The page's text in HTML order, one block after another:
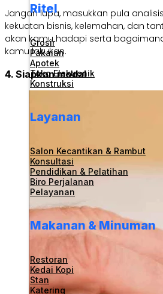
Ritel
Grosir
Pakaian
Apotek
Toko Elektronik
Konstruksi
Layanan
Salon Kecantikan & Rambut
Konsultasi
Pendidikan & Pelatihan
Biro Perjalanan
Pelayanan
Makanan & Minuman
Restoran
Kedai Kopi
Stan
Katering
Jangan lupa, masukkan pula
kekuatan bisnis, kelemahan, dan
akan kamu hadapi serta
kamu lakukan.
4. Siapkan modal